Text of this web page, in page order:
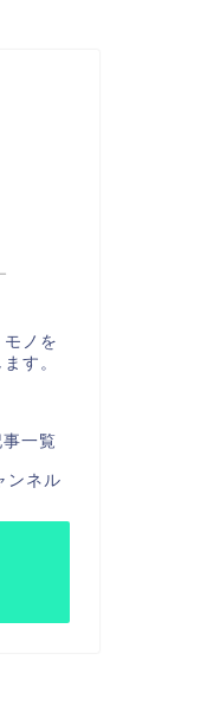
ノを
す。
事一覧
ンネル